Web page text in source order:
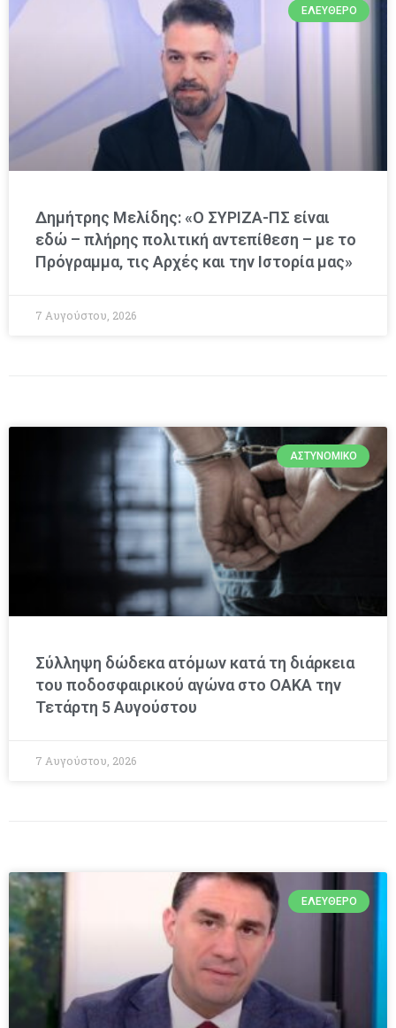
ΕΛΕΎΘΕΡΟ
Δημήτρης Μελίδης: «Ο ΣΥΡΙΖΑ-ΠΣ είναι
εδώ – πλήρης πολιτική αντεπίθεση – με το
Πρόγραμμα, τις Αρχές και την Ιστορία μας»
7 Αυγούστου, 2026
ΑΣΤΥΝΟΜΙΚΌ
Σύλληψη δώδεκα ατόμων κατά τη διάρκεια
του ποδοσφαιρικού αγώνα στο ΟΑΚΑ την
Τετάρτη 5 Αυγούστου
7 Αυγούστου, 2026
ΕΛΕΎΘΕΡΟ